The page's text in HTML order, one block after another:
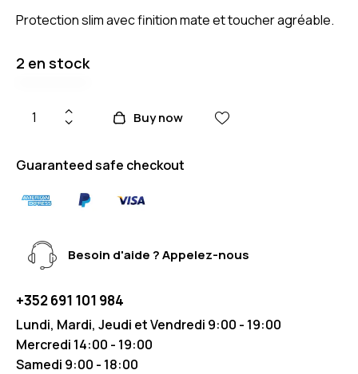
Protection slim avec finition mate et toucher agréable.
2 en stock
Buy now
Guaranteed safe checkout
Besoin d'aide ? Appelez-nous
+352 691 101 984
Lundi, Mardi, Jeudi et Vendredi 9:00 - 19:00
Mercredi 14:00 - 19:00
Samedi 9:00 - 18:00